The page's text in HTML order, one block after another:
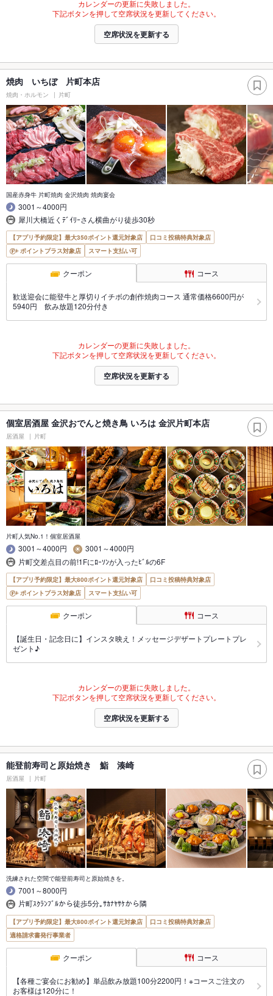
カレンダーの更新に失敗しました。
下記ボタンを押して空席状況を更新してください。
空席状況を更新する
焼肉 いちぼ 片町本店
焼肉・ホルモン 片町
国産赤身牛 片町焼肉 金沢焼肉 焼肉宴会
3001～4000円
犀川大橋近くﾃﾞｲﾘｰさん横曲がり徒歩30秒
【アプリ予約限定】最大350ポイント還元対象店
口コミ投稿特典対象店
ポイントプラス対象店
スマート支払い可
クーポン コース
歓送迎会に能登牛と厚切りイチボの創作焼肉コース 通常価格6600円が
5940円 飲み放題120分付き
カレンダーの更新に失敗しました。
下記ボタンを押して空席状況を更新してください。
空席状況を更新する
個室居酒屋 金沢おでんと焼き鳥 いろは 金沢片町本店
居酒屋 片町
片町人気No.1！個室居酒屋
3001～4000円
3001～4000円
片町交差点目の前!1Fにﾛｰｿﾝが入ったﾋﾞﾙの6F
【アプリ予約限定】最大800ポイント還元対象店
口コミ投稿特典対象店
ポイントプラス対象店
スマート支払い可
クーポン コース
【誕生日・記念日に】インスタ映え！メッセージデザートプレートプレ
ゼント♪
カレンダーの更新に失敗しました。
下記ボタンを押して空席状況を更新してください。
空席状況を更新する
能登前寿司と原始焼き 鮨 湊崎
居酒屋 片町
洗練された空間で能登前寿司と原始焼きを。
7001～8000円
片町ｽｸﾗﾝﾌﾞﾙから徒歩5分｡ｻｶﾅﾔｻｹから隣
【アプリ予約限定】最大800ポイント還元対象店
口コミ投稿特典対象店
適格請求書発行事業者
クーポン コース
【各種ご宴会にお勧め】単品飲み放題100分2200円！※コースご注文の
お客様は120分に！